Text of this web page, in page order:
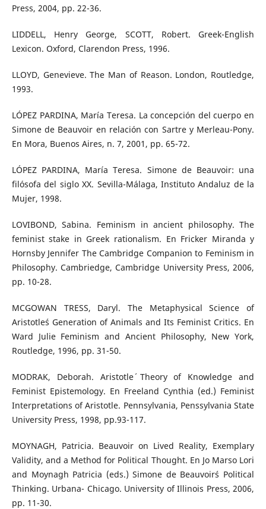
Press, 2004, pp. 22-36.
LIDDELL, Henry George, SCOTT, Robert. Greek-English
Lexicon. Oxford, Clarendon Press, 1996.
LLOYD, Genevieve. The Man of Reason. London, Routledge,
1993.
LÓPEZ PARDINA, María Teresa. La concepción del cuerpo en
Simone de Beauvoir en relación con Sartre y Merleau-Pony.
En Mora, Buenos Aires, n. 7, 2001, pp. 65-72.
LÓPEZ PARDINA, María Teresa. Simone de Beauvoir: una
filósofa del siglo XX. Sevilla-Málaga, Instituto Andaluz de la
Mujer, 1998.
LOVIBOND, Sabina. Feminism in ancient philosophy. The
feminist stake in Greek rationalism. En Fricker Miranda y
Hornsby Jennifer The Cambridge Companion to Feminism in
Philosophy. Cambriedge, Cambridge University Press, 2006,
pp. 10-28.
MCGOWAN TRESS, Daryl. The Metaphysical Science of
Aristotle´s Generation of Animals and Its Feminist Critics. En
Ward Julie Feminism and Ancient Philosophy, New York,
Routledge, 1996, pp. 31-50.
MODRAK, Deborah. Aristotle´ Theory of Knowledge and
Feminist Epistemology. En Freeland Cynthia (ed.) Feminist
Interpretations of Aristotle. Pennsylvania, Penssylvania State
University Press, 1998, pp.93-117.
MOYNAGH, Patricia. Beauvoir on Lived Reality, Exemplary
Validity, and a Method for Political Thought. En Jo Marso Lori
and Moynagh Patricia (eds.) Simone de Beauvoir´s Political
Thinking. Urbana- Chicago. University of Illinois Press, 2006,
pp. 11-30.